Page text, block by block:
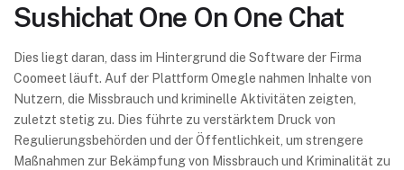
Sushichat One On One Chat
Dies liegt daran, dass im Hintergrund die Software der Firma
Coomeet läuft. Auf der Plattform Omegle nahmen Inhalte von
Nutzern, die Missbrauch und kriminelle Aktivitäten zeigten,
zuletzt stetig zu. Dies führte zu verstärktem Druck von
Regulierungsbehörden und der Öffentlichkeit, um strengere
Maßnahmen zur Bekämpfung von Missbrauch und Kriminalität zu